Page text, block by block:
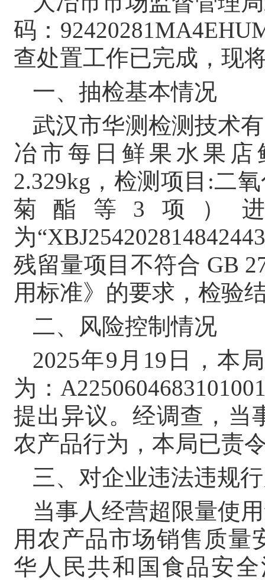
码：
查处置工作已完成，现
一、抽检基本情况
武汉市华测检测技术
冶市每日鲜果水果店
2.329kg，检测项目:二
菊酯等3项）
为
残留量项目不符合 GB
用标准》的要求，检验
二、风险控制情况
2025年9月19日，本
为：
提出异议。经调查，当
农产品行为，本局已责
三、对企业违法违规
当事人经营超限量使
用农产品市场销售质量
华人民共和国食品安